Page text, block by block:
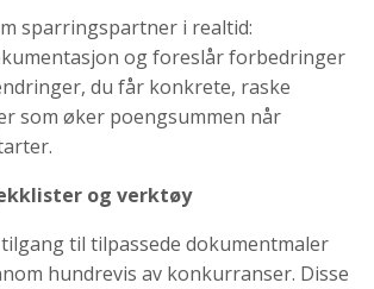
sparringspartner i realtid:
og foreslår forbedringer
du får konkrete, raske
som øker poengsummen når
og verktøy
til tilpassede dokumentmaler
hundrevis av konkurranser. Disse